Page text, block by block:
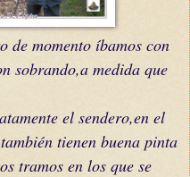
de momento íbamos con
sobrando,a medida que
el sendero,en el
tienen buena pinta
tramos en los que se